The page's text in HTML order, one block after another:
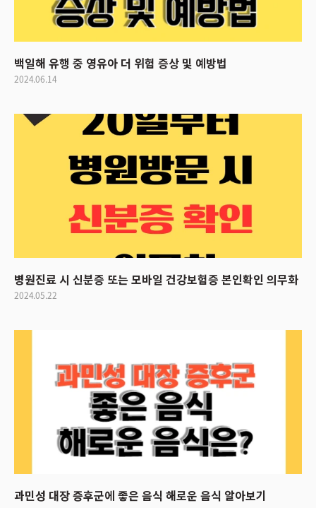
백일해 유행 중 영유아 더 위험 증상 및 예방법
2024.06.14
병원진료 시 신분증 또는 모바일 건강보험증 본인확인 의무화
2024.05.22
과민성 대장 증후군에 좋은 음식 해로운 음식 알아보기